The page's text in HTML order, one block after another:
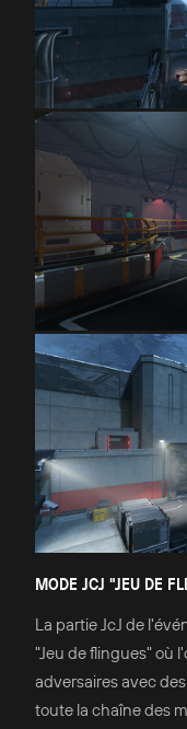
MODE JCJ "JEU DE
La partie JcJ de
"Jeu de flingues" où
adversaires avec
toute la chaîne des